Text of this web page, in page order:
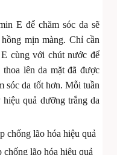
E để chăm sóc da sẽ
mịn màng. Chỉ cần
cùng với chút nước để
thoa lên da mặt đã được
sóc da tốt hơn. Mỗi tuần
quả dưỡng trắng da
lão hóa hiệu quả